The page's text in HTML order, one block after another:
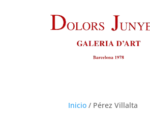
Inicio / Pérez Villalta